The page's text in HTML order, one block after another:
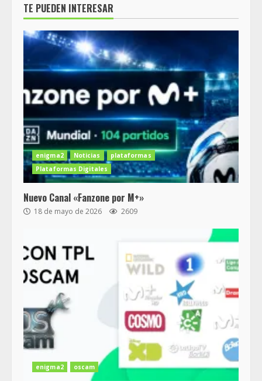
TE PUEDEN INTERESAR
enigma2 Noticias
plataformas
Plataformas Digitales
Nuevo Canal «Fanzone por M+»
18 de mayo de 2026 2609
enigma2 oscam